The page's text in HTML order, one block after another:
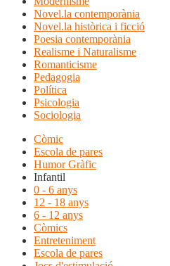
Novel.la contemporània
Novel.la històrica i ficció
Poesia contemporània
Realisme i Naturalisme
Romanticisme
Pedagogia
Política
Psicologia
Sociologia
Còmic
Escola de pares
Humor Gràfic
Infantil
0 - 6 anys
12 - 18 anys
6 - 12 anys
Còmics
Entreteniment
Escola de pares